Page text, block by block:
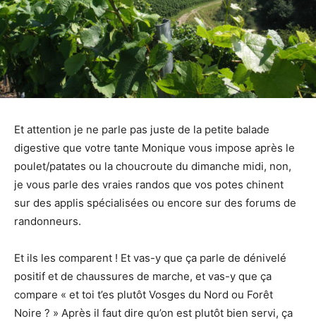
Et attention je ne parle pas juste de la petite balade
digestive que votre tante Monique vous impose après le
poulet/patates ou la choucroute du dimanche midi, non,
je vous parle des vraies randos que vos potes chinent
sur des applis spécialisées ou encore sur des forums de
randonneurs.
Et ils les comparent ! Et vas-y que ça parle de dénivelé
positif et de chaussures de marche, et vas-y que ça
compare « et toi t’es plutôt Vosges du Nord ou Forêt
Noire ? » Après il faut dire qu’on est plutôt bien servi, ça